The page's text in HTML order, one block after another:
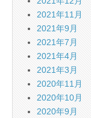
2021年11月
2021年9月
2021年7月
2021年4月
2021年3月
2020年11月
2020年10月
2020年9月